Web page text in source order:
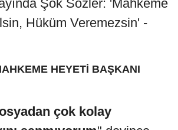
HEYETİ BAŞKANI
çok kolay